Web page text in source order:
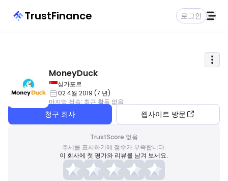
TrustFinance 로그인
MoneyDuck
싱가포르
02 4월 2019 (7 년)
마지막 접속: 최근 활동 없음
청구 회사 웹사이트 방문
TrustScore 없음
추세를 표시하기에 점수가 부족합니다.
이 회사에 첫 평가와 리뷰를 남겨 보세요.